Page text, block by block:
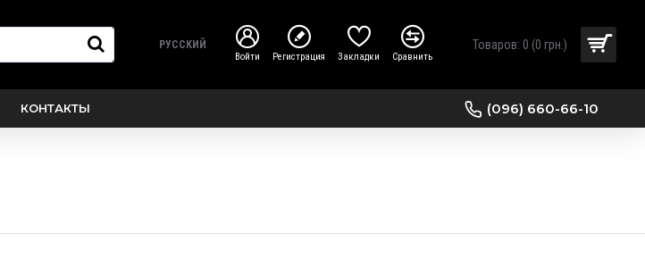
РУССКИЙ
Войти Регистрация Закладки Сравнить
Товаров: 0 (0 грн.)
КОНТАКТЫ (096) 660-66-10